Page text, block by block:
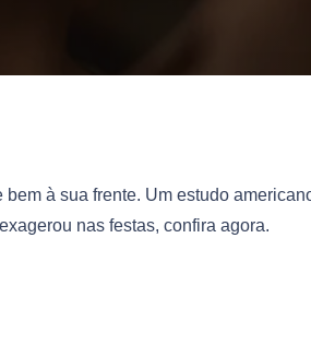
à sua frente. Um estudo
nas festas, confira agora.